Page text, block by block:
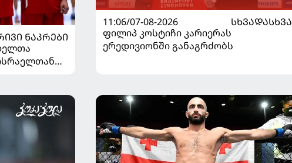
ᲜᲐᲙᲠᲔᲑᲘ
11:06/07-08-2026
ᲡᲮᲕᲐᲓᲐᲡᲮᲕᲐ
ფილიპ კოსტიჩი კარიერას
ერედივიონში განაგრძობს